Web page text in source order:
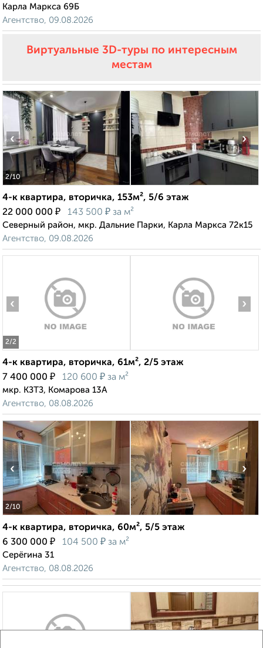
Карла Маркса 69Б
Агентство, 09.08.2026
Виртуальные 3D-туры по интересным
местам
2/10
‹ ›
4-к квартира, вторичка, 153м², 5/6 этаж
22 000 000 ₽ 143 500 ₽ за м²
Северный район, мкр. Дальние Парки, Карла Маркса 72к15
Агентство, 09.08.2026
2/2
‹ ›
4-к квартира, вторичка, 61м², 2/5 этаж
7 400 000 ₽ 120 600 ₽ за м²
мкр. КЗТЗ, Комарова 13А
Агентство, 08.08.2026
2/10
‹ ›
4-к квартира, вторичка, 60м², 5/5 этаж
6 300 000 ₽ 104 500 ₽ за м²
Серёгина 31
Агентство, 08.08.2026